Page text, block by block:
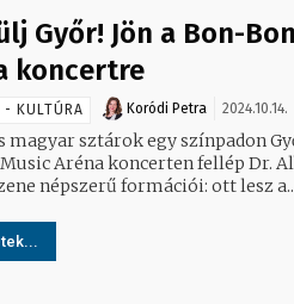
Győr! Jön a Bon-
koncertre
- KULTÚRA Koródi Petra 2024.10.14.
magyar sztárok egy színpadon
Aréna koncerten fellép Dr.
népszerű formációi: ott lesz